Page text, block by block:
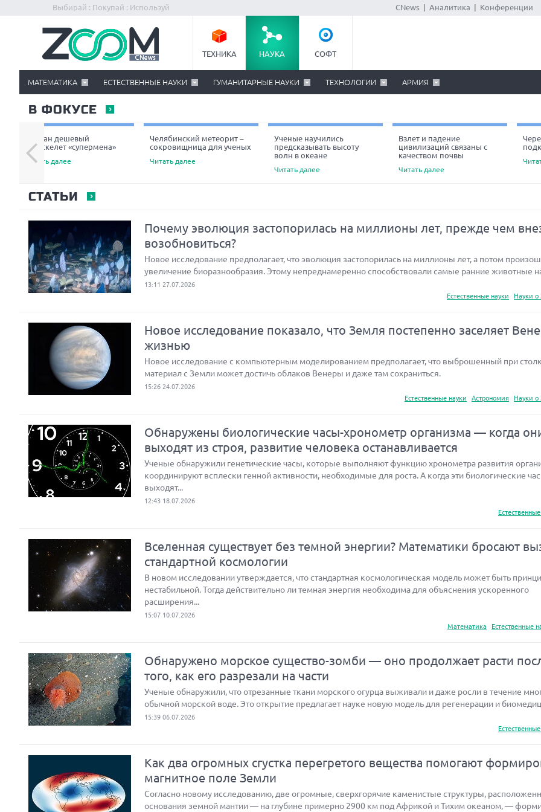
Выбирай : Покупай : Используй CNews Аналитика Конференции
ТЕХНИКА НАУКА СОФТ
МАТЕМАТИКА ЕСТЕСТВЕННЫЕ НАУКИ ГУМАНИТАРНЫЕ НАУКИ ТЕХНОЛОГИИ АРМИЯ
В ФОКУСЕ
Создан дешевый
экзоскелет «супермена»
Читать далее
Челябинский метеорит –
сокровищница для ученых
Читать далее
Ученые научились
предсказывать высоту
волн в океане
Читать далее
Взлет и падение
цивилизаций связаны с
качеством почвы
Читать далее
СТАТЬИ
Почему эволюция застопорилась на миллионы лет, прежде чем
возобновиться?
Новое исследование предполагает, что эволюция застопорилась на миллионы лет, а потом
увеличение биоразнообразия. Этому непреднамеренно способствовали самые ранние животные
13:11 27.07.2026
Естественные науки
Науки о
Новое исследование показало, что Земля постепенно заселяет
жизнью
Новое исследование с компьютерным моделированием предполагает, что выброшенный при
материал с Земли может достичь облаков Венеры и даже там сохраниться.
15:26 24.07.2026
Естественные науки
Астрономия Науки о
Обнаружены биологические часы-хронометр организма — когда
выходят из строя, развитие человека останавливается
Ученые обнаружили генетические часы, которые выполняют функцию хронометра развития
координируют всплески генной активности, необходимые для роста. А когда эти биологические
выходят...
12:43 18.07.2026
Вселенная существует без темной энергии? Математики бросают
стандартной космологии
В новом исследовании утверждается, что стандартная космологическая модель может быть
нестабильной. Тогда действительно ли темная энергия необходима для объяснения ускоренного
расширения...
15:07 10.07.2026
Математика
Естественные
Обнаружено морское существо-зомби — оно продолжает расти
того, как его разрезали на части
Ученые обнаружили, что отрезанные ткани морского огурца выживали и даже росли в течение
обычной морской воде. Это открытие предлагает науке новую модель для регенерации и
15:39 06.07.2026
Как два огромных сгустка перегретого вещества помогают
магнитное поле Земли
Согласно новому исследованию, две огромные, сверхгорячие каменистые структуры,
основания земной мантии — на глубине примерно 2900 км под Африкой и Тихим океаном, —